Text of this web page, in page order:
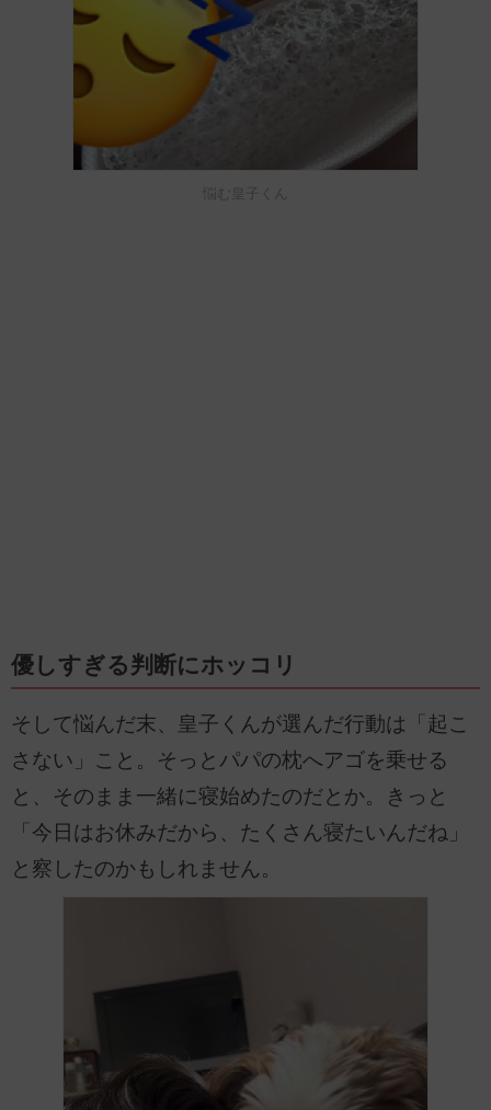
悩む皇子くん
優しすぎる判断にホッコリ
そして悩んだ末、皇子くんが選んだ行動は「起こ
さない」こと。そっとパパの枕へアゴを乗せる
と、そのまま一緒に寝始めたのだとか。きっと
「今日はお休みだから、たくさん寝たいんだね」
と察したのかもしれません。